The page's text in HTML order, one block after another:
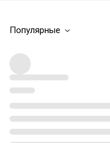
Популярные